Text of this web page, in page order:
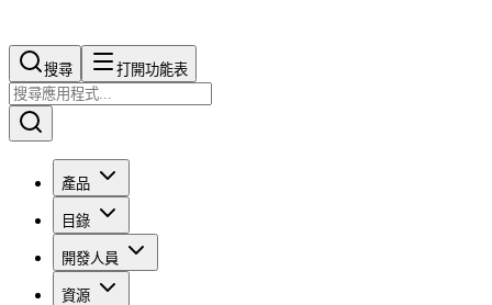
搜尋​​​​ 打開功能表
產品
目錄
開發人員
資源